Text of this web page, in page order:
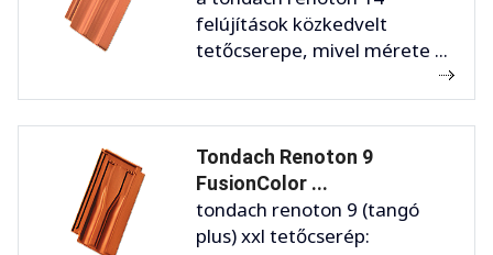
felújítások közkedvelt
tetőcserepe, mivel mérete ...
Tondach Renoton 9
FusionColor ...
tondach renoton 9 (tangó
plus) xxl tetőcserép: